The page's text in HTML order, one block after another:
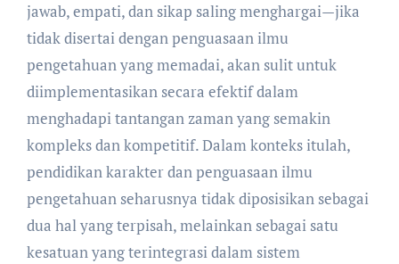
jawab, empati, dan sikap saling menghargai—jika
tidak disertai dengan penguasaan ilmu
pengetahuan yang memadai, akan sulit untuk
diimplementasikan secara efektif dalam
menghadapi tantangan zaman yang semakin
kompleks dan kompetitif. Dalam konteks itulah,
pendidikan karakter dan penguasaan ilmu
pengetahuan seharusnya tidak diposisikan sebagai
dua hal yang terpisah, melainkan sebagai satu
kesatuan yang terintegrasi dalam sistem